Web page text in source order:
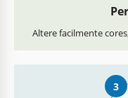
Altere facilmente
3